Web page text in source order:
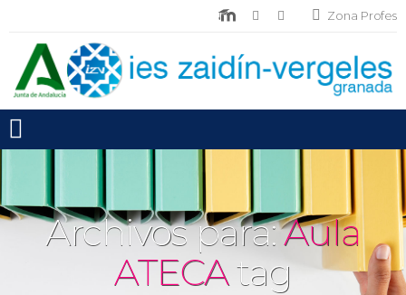
Zona Profes
Toggle mobile menu
Archivos para:Aula
ATECAtag